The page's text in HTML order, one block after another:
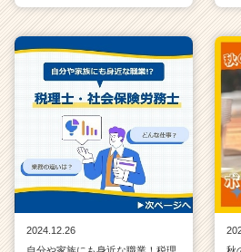
2024.12.26